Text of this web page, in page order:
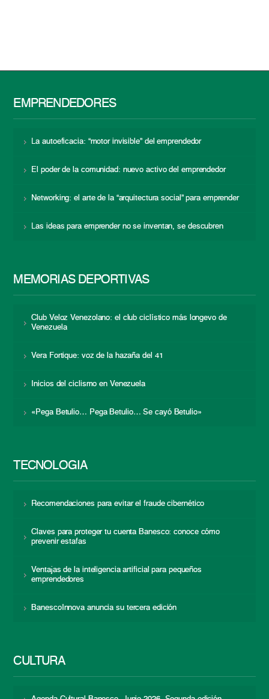
EMPRENDEDORES
La autoeficacia: “motor invisible” del emprendedor
El poder de la comunidad: nuevo activo del emprendedor
Networking: el arte de la “arquitectura social” para emprender
Las ideas para emprender no se inventan, se descubren
MEMORIAS DEPORTIVAS
Club Veloz Venezolano: el club ciclístico más longevo de
Venezuela
Vera Fortique: voz de la hazaña del 41
Inicios del ciclismo en Venezuela
«Pega Betulio… Pega Betulio… Se cayó Betulio»
TECNOLOGÍA
Recomendaciones para evitar el fraude cibernético
Claves para proteger tu cuenta Banesco: conoce cómo
prevenir estafas
Ventajas de la inteligencia artificial para pequeños
emprendedores
BanescoInnova anuncia su tercera edición
CULTURA